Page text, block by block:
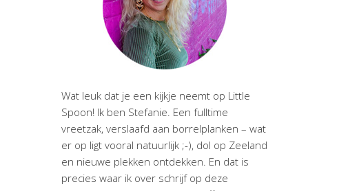
Wat leuk dat je een kijkje neemt op Little
Spoon! Ik ben Stefanie. Een fulltime
vreetzak, verslaafd aan borrelplanken – wat
er op ligt vooral natuurlijk ;-), dol op Zeeland
en nieuwe plekken ontdekken. En dat is
precies waar ik over schrijf op deze